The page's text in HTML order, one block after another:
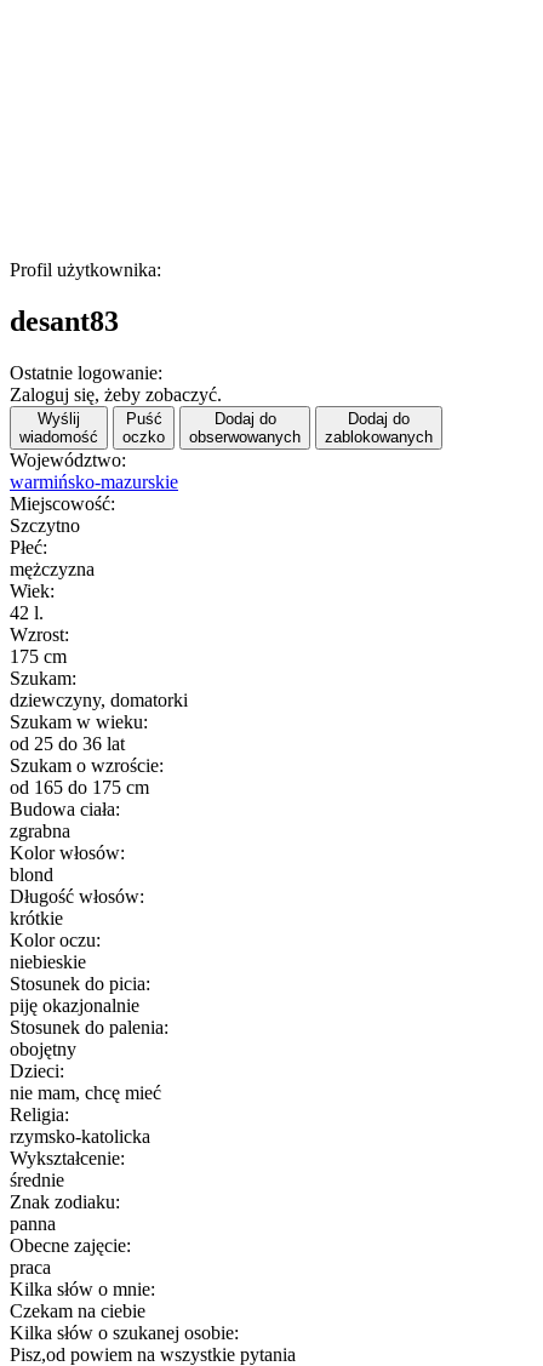
Profil użytkownika:
desant83
Ostatnie logowanie:
Zaloguj się, żeby zobaczyć.
Wyślij
wiadomość
Puść
oczko
Dodaj do
obserwowanych
Dodaj do
zablokowanych
Województwo:
warmińsko-mazurskie
Miejscowość:
Szczytno
Płeć:
mężczyzna
Wiek:
42 l.
Wzrost:
175 cm
Szukam:
dziewczyny, domatorki
Szukam w wieku:
od 25 do 36 lat
Szukam o wzroście:
od 165 do 175 cm
Budowa ciała:
zgrabna
Kolor włosów:
blond
Długość włosów:
krótkie
Kolor oczu:
niebieskie
Stosunek do picia:
piję okazjonalnie
Stosunek do palenia:
obojętny
Dzieci:
nie mam, chcę mieć
Religia:
rzymsko-katolicka
Wykształcenie:
średnie
Znak zodiaku:
panna
Obecne zajęcie:
praca
Kilka słów o mnie:
Czekam na ciebie
Kilka słów o szukanej osobie:
Pisz,od powiem na wszystkie pytania